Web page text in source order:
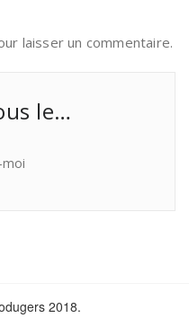
laisser un commentaire.
le…
moi
2018.